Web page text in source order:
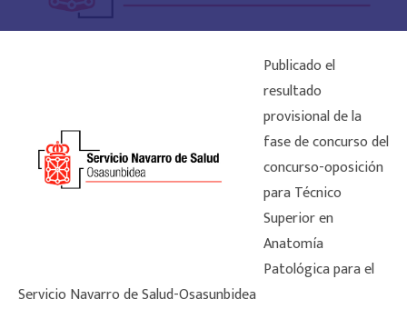
Publicado el
resultado
provisional de la
fase de concurso del
concurso-oposición
para Técnico
Superior en
Anatomía
Patológica para el
Servicio Navarro de Salud-Osasunbidea